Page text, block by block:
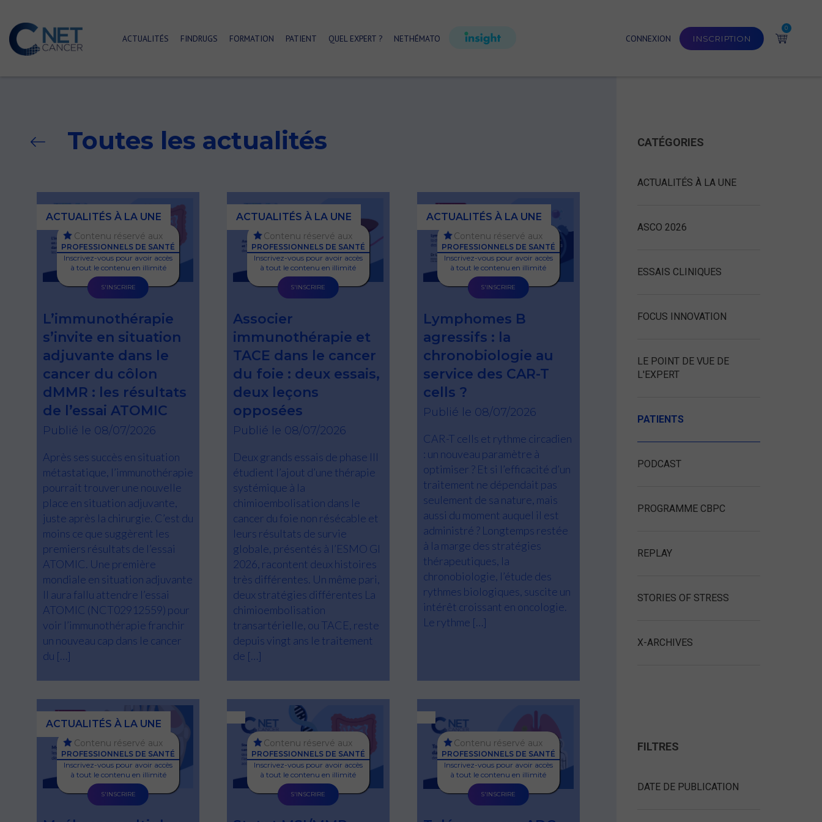
ACTUALITÉS FINDRUGS FORMATION PATIENT QUEL EXPERT ? NETHÉMATO CONNEXION INSCRIPTION
0
Toutes les actualités
ACTUALITÉS À LA UNE
L’immunothérapie
s’invite en situation
adjuvante dans le
cancer du côlon
dMMR : les résultats
de l’essai ATOMIC
Publié le 08/07/2026
Après ses succès en situation
métastatique, l’immunothérapie
pourrait trouver une nouvelle
place en situation adjuvante,
juste après la chirurgie. C’est du
moins ce que suggèrent les
premiers résultats de l’essai
ATOMIC. Une première
mondiale en situation adjuvante
Il aura fallu attendre l’essai
ATOMIC (NCT02912559) pour
voir l’immunothérapie franchir
un nouveau cap dans le cancer
du […]
Contenu réservé aux
PROFESSIONNELS DE SANTÉ
Inscrivez-vous pour avoir accès
à tout le contenu en illimité
S'INSCRIRE
ACTUALITÉS À LA UNE
Associer
immunothérapie et
TACE dans le cancer
du foie : deux essais,
deux leçons
opposées
Publié le 08/07/2026
Deux grands essais de phase III
étudient l’ajout d’une thérapie
systémique à la
chimioembolisation dans le
cancer du foie non résécable et
leurs résultats de survie
globale, présentés à l’ESMO GI
2026, racontent deux histoires
très différentes. Un même pari,
deux stratégies différentes La
chimioembolisation
transartérielle, ou TACE, reste
depuis vingt ans le traitement
de […]
Contenu réservé aux
PROFESSIONNELS DE SANTÉ
Inscrivez-vous pour avoir accès
à tout le contenu en illimité
S'INSCRIRE
ACTUALITÉS À LA UNE
Lymphomes B
agressifs : la
chronobiologie au
service des CAR-T
cells ?
Publié le 08/07/2026
CAR-T cells et rythme circadien
: un nouveau paramètre à
optimiser ? Et si l’efficacité d’un
traitement ne dépendait pas
seulement de sa nature, mais
aussi du moment auquel il est
administré ? Longtemps restée
à la marge des stratégies
thérapeutiques, la
chronobiologie, l’étude des
rythmes biologiques, suscite un
intérêt croissant en oncologie.
Le rythme […]
Contenu réservé aux
PROFESSIONNELS DE SANTÉ
Inscrivez-vous pour avoir accès
à tout le contenu en illimité
S'INSCRIRE
ACTUALITÉS À LA UNE
Contenu réservé aux
PROFESSIONNELS DE SANTÉ
Inscrivez-vous pour avoir accès
à tout le contenu en illimité
S'INSCRIRE
Contenu réservé aux
PROFESSIONNELS DE SANTÉ
Inscrivez-vous pour avoir accès
à tout le contenu en illimité
S'INSCRIRE
Contenu réservé aux
PROFESSIONNELS DE SANTÉ
Inscrivez-vous pour avoir accès
à tout le contenu en illimité
S'INSCRIRE
CATÉGORIES
ACTUALITÉS À LA UNE
ASCO 2026
ESSAIS CLINIQUES
FOCUS INNOVATION
LE POINT DE VUE DE
L'EXPERT
PATIENTS
PODCAST
PROGRAMME CBPC
REPLAY
STORIES OF STRESS
X-ARCHIVES
FILTRES
DATE DE PUBLICATION